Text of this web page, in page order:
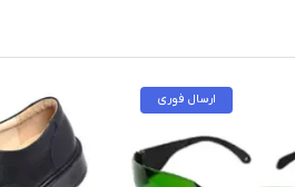
ارسال فوری